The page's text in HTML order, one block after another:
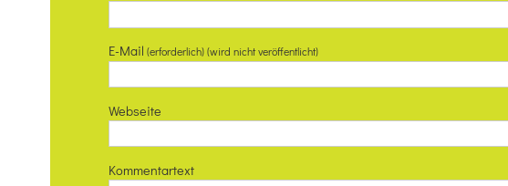
E-Mail(erforderlich) (wird nicht veröffentlicht)
Webseite
Kommentartext